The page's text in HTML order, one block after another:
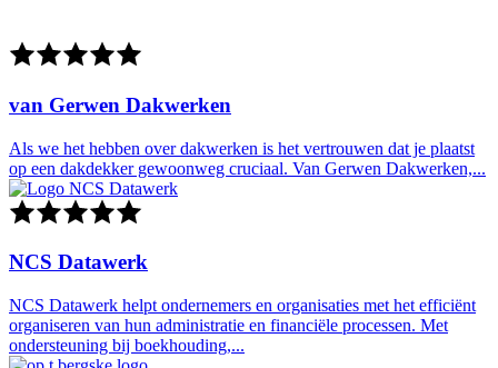
van Gerwen Dakwerken
Als we het hebben over dakwerken is het vertrouwen dat je plaatst
op een dakdekker gewoonweg cruciaal. Van Gerwen Dakwerken,...
NCS Datawerk
NCS Datawerk helpt ondernemers en organisaties met het efficiënt
organiseren van hun administratie en financiële processen. Met
ondersteuning bij boekhouding,...